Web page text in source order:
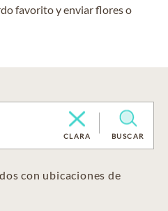
favorito y enviar flores o
CLARA BUSCAR
con ubicaciones de